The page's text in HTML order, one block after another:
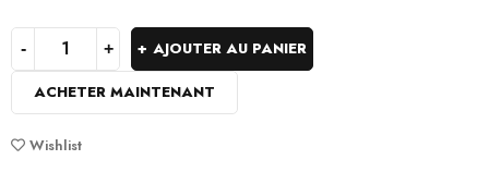
AJOUTER AU PANIER
ACHETER MAINTENANT
Wishlist